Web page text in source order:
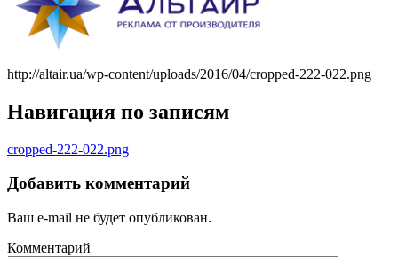
http://altair.ua/wp-content/uploads/2016/04/cropped-222-022.png
Навигация по записям
cropped-222-022.png
Добавить комментарий
Ваш e-mail не будет опубликован.
Комментарий